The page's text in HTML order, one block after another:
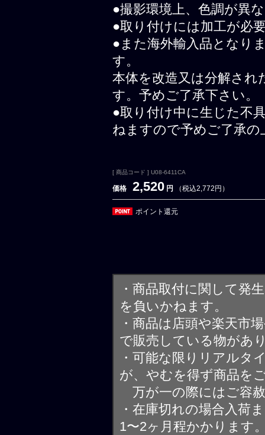
●撮影環境上、色調が異
●取り付けには加工が必
●また海外輸入品となり
す。
本体を改造又は分解され
す。予めご了承下さい。
●取り付け中に生じた不
ねますので予めご了承
[ 商品コード ] U08-6411CA
価格 2,520 円 （税込2,772円）
ポイント還元
・商品取付に関して発
を負いかねます。
・商品は店頭や楽天市
で販売している物があ
・可能な限りリアルタ
が、やむを得ず商品を
万が一の際にはご容
・在庫切れの場合入荷
1〜2ヶ月程かかります